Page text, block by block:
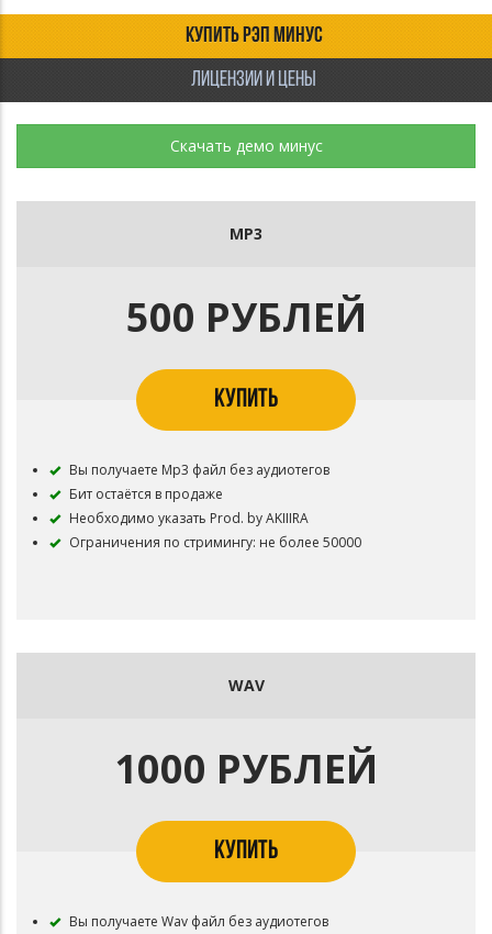
КУПИТЬ РЭП МИНУС
ЛИЦЕНЗИИ И ЦЕНЫ
Скачать демо минус
MP3
500 РУБЛЕЙ
КУПИТЬ
Вы получаете Mp3 файл без аудиотегов
Бит остаётся в продаже
Необходимо указать Prod. by AKIIIRA
Ограничения по стримингу: не более 50000
WAV
1000 РУБЛЕЙ
КУПИТЬ
Вы получаете Wav файл без аудиотегов